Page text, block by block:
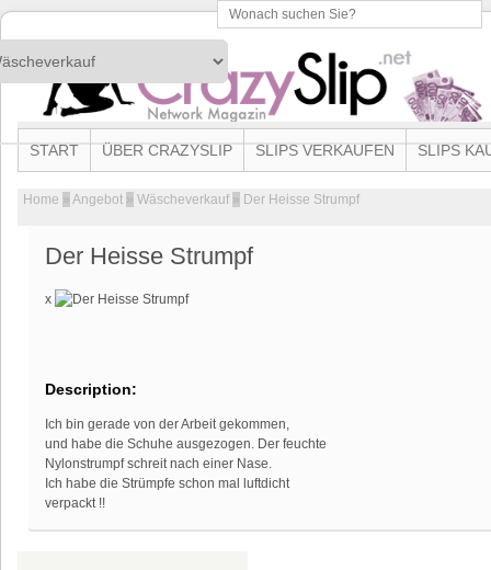
START ÜBER CRAZYSLIP SLIPS VERKAUFEN SLIPS
Home » Angebot » Wäscheverkauf » Der Heisse Strumpf
Der Heisse Strumpf
x
Description:
Ich bin gerade von der Arbeit gekommen,
und habe die Schuhe ausgezogen. Der feuchte
Nylonstrumpf schreit nach einer Nase.
Ich habe die Strümpfe schon mal luftdicht
verpackt !!